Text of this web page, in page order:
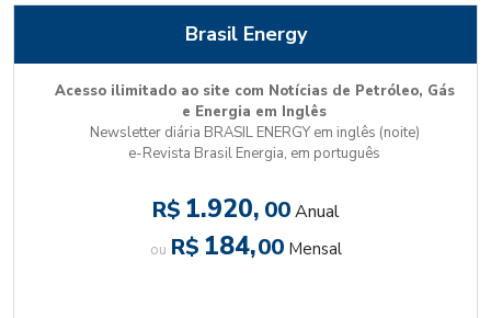
Brasil Energy
Acesso ilimitado ao site com Notícias de Petróleo, Gás
e Energia em Inglês
Newsletter diária BRASIL ENERGY em inglês (noite)
e-Revista Brasil Energia, em português
R$ 1.920, 00 Anual
ou R$ 184,00 Mensal